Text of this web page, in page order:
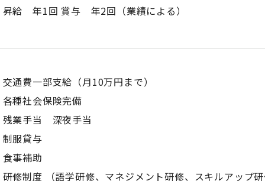
昇給 年1回 賞与 年2回（業績による）
交通費一部支給（月10万円まで）
各種社会保険完備
残業手当 深夜手当
制服貸与
食事補助
研修制度 （語学研修、マネジメント研修、スキルアップ